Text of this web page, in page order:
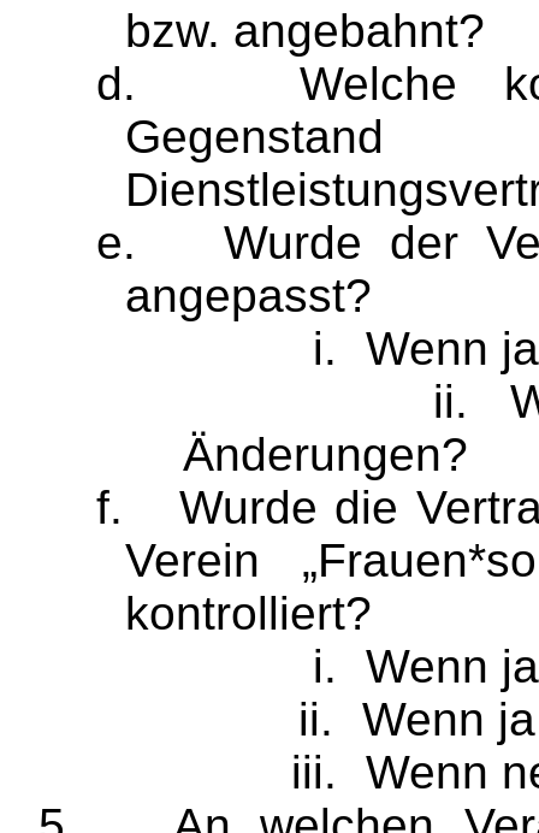
bzw. angebahnt?
d.
Welche
e.
Wurde der
angepasst?
i.
Wenn
ii.
Änderungen?
f.
Wurde die
Verein „
kontrolliert?
i.
Wenn
ii.
Wenn
iii.
Wenn